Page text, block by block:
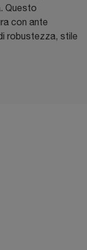
Questo
con ante
robustezza, stile